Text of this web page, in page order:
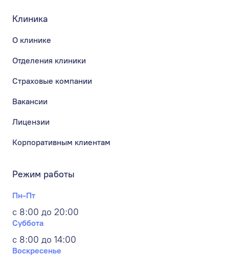
Клиника
О клинике
Отделения клиники
Страховые компании
Вакансии
Лицензии
Корпоративным клиентам
Режим работы
Пн-Пт
с 8:00 до 20:00
Суббота
с 8:00 до 14:00
Воскресенье